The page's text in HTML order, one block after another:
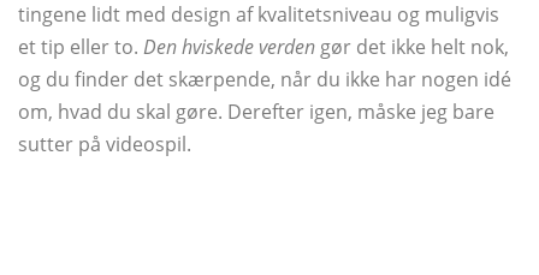
tingene lidt med design af kvalitetsniveau og muligvis
et tip eller to. Den hviskede verden gør det ikke helt nok,
og du finder det skærpende, når du ikke har nogen idé
om, hvad du skal gøre. Derefter igen, måske jeg bare
sutter på videospil.